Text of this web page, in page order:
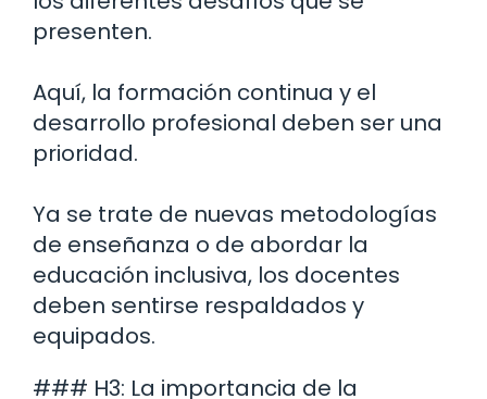
presenten.
Aquí, la formación continua y el
desarrollo profesional deben ser una
prioridad.
Ya se trate de nuevas metodologías
de enseñanza o de abordar la
educación inclusiva, los docentes
deben sentirse respaldados y
equipados.
### H3: La importancia de la